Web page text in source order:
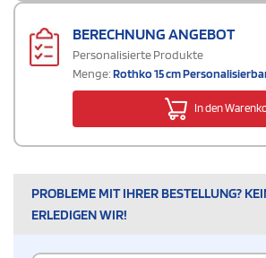
BERECHNUNG ANGEBOT
Personalisierte Produkte
Menge:Rothko 15 cm
In den
PROBLEME MIT IHRER BESTELLUNG?
ERLEDIGEN WIR!